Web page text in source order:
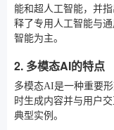
能和超人工智能，并
释了专用人工智能与
智能为主。
2. 多模态AI的特点
多模态AI是一种重要
时生成内容并与用户
典型实例。